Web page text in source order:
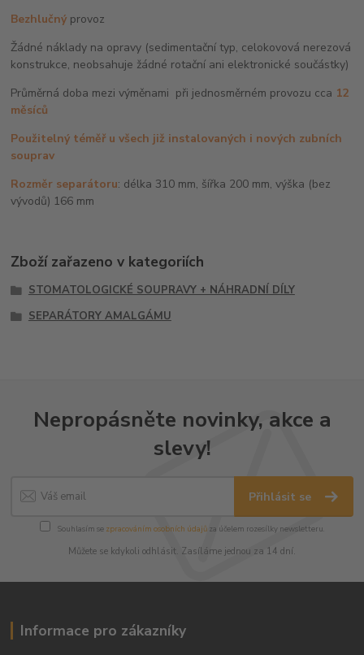
Bezhlučný provoz
Žádné náklady na opravy (sedimentační typ, celokovová nerezová
konstrukce, neobsahuje žádné rotační ani elektronické součástky)
Průměrná doba mezi výměnami při jednosměrném provozu cca 12
měsíců
Použitelný téměř u všech již instalovaných i nových zubních
souprav
Rozměr separátoru: délka 310 mm, šířka 200 mm, výška (bez
vývodů) 166 mm
Zboží zařazeno v kategoriích
STOMATOLOGICKÉ SOUPRAVY + NÁHRADNÍ DÍLY
SEPARÁTORY AMALGÁMU
Nepropásněte novinky, akce a
slevy!
Přihlásit se
Souhlasím se zpracováním osobních údajůza účelem rozesílky newsletteru.
Můžete se kdykoli odhlásit. Zasíláme jednou za 14 dní.
Informace pro zákazníky